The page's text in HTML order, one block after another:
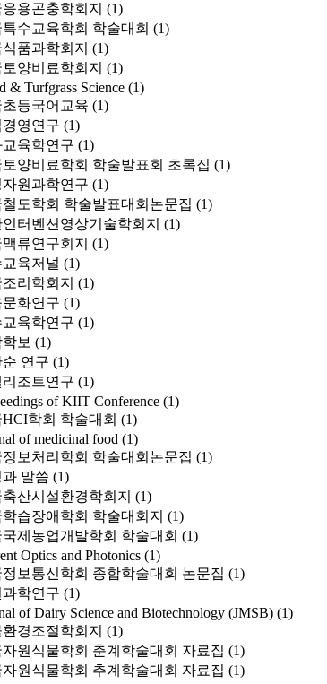
용곤충학회지 (1)
수교육학회 학술대회 (1)
품과학회지 (1)
양비료학회지 (1)
& Turfgrass Science (1)
초등국어교육 (1)
경영연구 (1)
교육학연구 (1)
토양비료학회 학술발표회 초록집 (1)
원과학연구 (1)
철도학회 학술발표대회논문집 (1)
터벤션영상기술학회지 (1)
류연구회지 (1)
육저널 (1)
리학회지 (1)
문화연구 (1)
교육학연구 (1)
보 (1)
연구 (1)
리조트연구 (1)
of KIIT Conference (1)
학회 학술대회 (1)
of medicinal food (1)
정보처리학회 학술대회논문집 (1)
말씀 (1)
산시설환경학회지 (1)
습장애학회 학술대회지 (1)
국제농업개발학회 학술대회 (1)
Optics and Photonics (1)
정보통신학회 종합학술대회 논문집 (1)
과학연구 (1)
of Dairy Science and Biotechnology (JMSB) (1)
경조절학회지 (1)
자원식물학회 춘계학술대회 자료집 (1)
자원식물학회 추계학술대회 자료집 (1)